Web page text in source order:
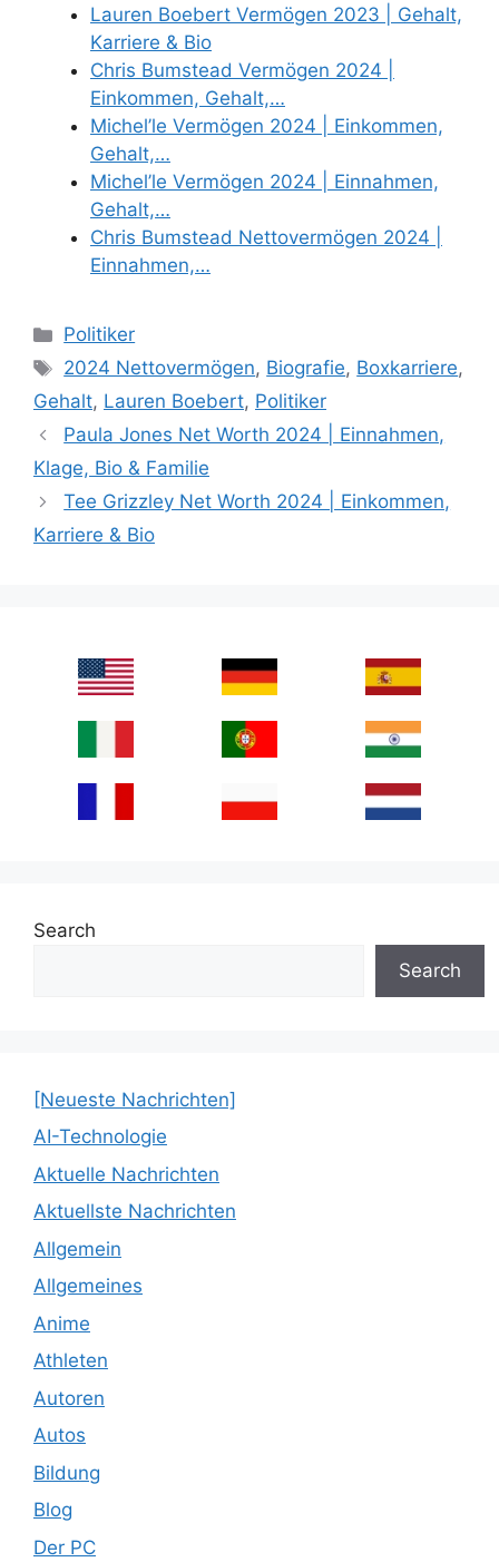
Lauren Boebert Vermögen 2023 | Gehalt,
Karriere & Bio
Chris Bumstead Vermögen 2024 |
Einkommen, Gehalt,…
Michel’le Vermögen 2024 | Einkommen,
Gehalt,…
Michel’le Vermögen 2024 | Einnahmen,
Gehalt,…
Chris Bumstead Nettovermögen 2024 |
Einnahmen,…
Categories
Politiker
Tags
2024 Nettovermögen, Biografie, Boxkarriere,
Gehalt, Lauren Boebert, Politiker
Paula Jones Net Worth 2024 | Einnahmen,
Klage, Bio & Familie
Tee Grizzley Net Worth 2024 | Einkommen,
Karriere & Bio
Search
Search
[Neueste Nachrichten]
AI-Technologie
Aktuelle Nachrichten
Aktuellste Nachrichten
Allgemein
Allgemeines
Anime
Athleten
Autoren
Autos
Bildung
Blog
Der PC